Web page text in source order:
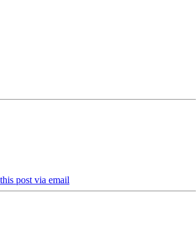
post via email